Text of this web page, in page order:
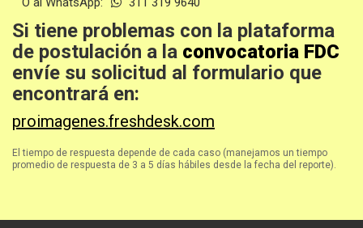
Si tiene problemas con la plataforma
de postulación a la convocatoria FDC
envíe su solicitud al formulario que
encontrará en:
proimagenes.freshdesk.com
El tiempo de respuesta depende de cada caso (manejamos un tiempo
promedio de respuesta de 3 a 5 días hábiles desde la fecha del reporte).